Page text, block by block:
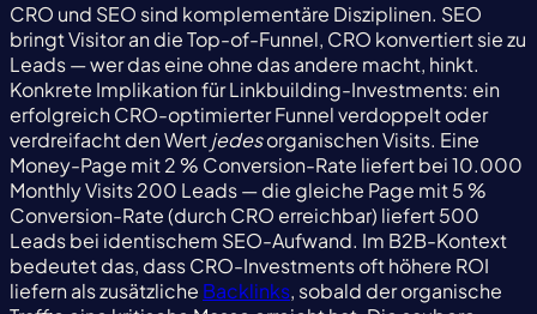
CRO und SEO sind komplementäre Disziplinen. SEO
bringt Visitor an die Top-of-Funnel, CRO konvertiert sie zu
Leads — wer das eine ohne das andere macht, hinkt.
Konkrete Implikation für Linkbuilding-Investments: ein
erfolgreich CRO-optimierter Funnel verdoppelt oder
verdreifacht den Wertjedesorganischen Visits. Eine
Money-Page mit 2 % Conversion-Rate liefert bei 10.000
Monthly Visits 200 Leads — die gleiche Page mit 5 %
Conversion-Rate (durch CRO erreichbar) liefert 500
Leads bei identischem SEO-Aufwand. Im B2B-Kontext
bedeutet das, dass CRO-Investments oft höhere ROI
liefern als zusätzliche Backlinks, sobald der organische